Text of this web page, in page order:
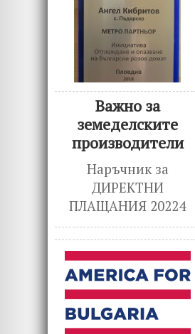
Важно за
земеделските
производители
Наръчник за
ДИРЕКТНИ
ПЛАЩАНИЯ 20224